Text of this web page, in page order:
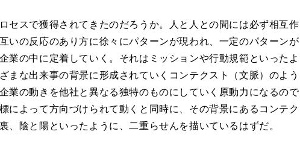
セスで獲得されてきたのだろうか。人と人との間には必ず相互作
いの反応のあり方に徐々にパターンが現われ、一定のパターンが
業の中に定着していく。それはミッションや行動規範といったよ
まな出来事の背景に形成されていくコンテクスト（文脈）のよう
業の動きを他社と異なる独特のものにしていく原動力になるので
によって方向づけられて動くと同時に、その背景にあるコンテク
、陰と陽といったように、二重らせんを描いているはずだ。